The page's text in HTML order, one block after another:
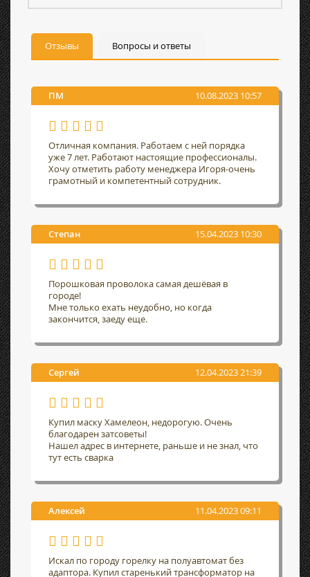
Отзывы Вопросы и ответы
ПМ 10.08.2023 10:57
Отличная компания. Работаем с ней порядка
уже 7 лет. Работают настоящие профессионалы.
Хочу отметить работу менеджера Игоря-очень
грамотный и компетентный сотрудник.
Степан 15.04.2023 10:30
Порошковая проволока самая дешёвая в
городе!
Мне только ехать неудобно, но когда
закончится, заеду еще.
Сергей 12.04.2023 21:39
Купил маску Хамелеон, недорогую. Очень
благодарен затсоветы!
Нашел адрес в интернете, раньше и не знал, что
тут есть сварка
Алексей 11.04.2023 09:11
Искал по городу горелку на полуавтомат без
адаптора. Купил старенький трансформатор на